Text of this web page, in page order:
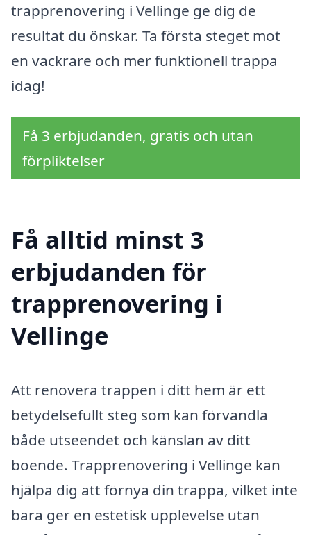
trapprenovering i Vellinge ge dig de
resultat du önskar. Ta första steget mot
en vackrare och mer funktionell trappa
idag!
Få 3 erbjudanden, gratis och utan
förpliktelser
Få alltid minst 3
erbjudanden för
trapprenovering i
Vellinge
Att renovera trappen i ditt hem är ett
betydelsefullt steg som kan förvandla
både utseendet och känslan av ditt
boende. Trapprenovering i Vellinge kan
hjälpa dig att förnya din trappa, vilket inte
bara ger en estetisk upplevelse utan